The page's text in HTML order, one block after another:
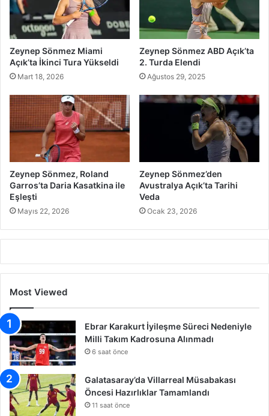
Zeynep Sönmez Miami
Açık’ta İkinci Tura Yükseldi
Mart 18, 2026
Zeynep Sönmez ABD Açık’ta
2. Turda Elendi
Ağustos 29, 2025
Zeynep Sönmez, Roland
Garros’ta Daria Kasatkina ile
Eşleşti
Mayıs 22, 2026
Zeynep Sönmez’den
Avustralya Açık’ta Tarihi
Veda
Ocak 23, 2026
Most Viewed
Ebrar Karakurt İyileşme Süreci Nedeniyle
Milli Takım Kadrosuna Alınmadı
6 saat önce
Galatasaray’da Villarreal Müsabakası
Öncesi Hazırlıklar Tamamlandı
11 saat önce